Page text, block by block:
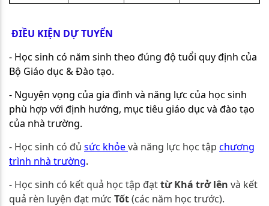
ĐIỀU KIỆN DỰ TUYỂN
- Học sinh có năm sinh theo đúng độ tuổi quy định của
Bộ Giáo dục & Đào tạo.
- Nguyện vọng của gia đình và năng lực của học sinh
phù hợp với định hướng, mục tiêu giáo dục và đào tạo
của nhà trường.
- Học sinh có đủ sức khỏevà năng lực học tập chương
trình nhà trường.
- Học sinh có kết quả học tập đạttừ Khá trở lên và kết
quả rèn luyện đạt mức Tốt(các năm học trước).